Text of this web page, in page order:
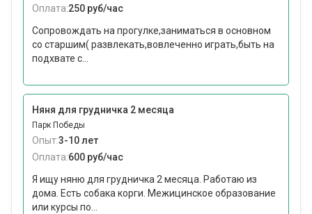
Оплата:250 руб/час
Сопровождать на прогулке,заниматься в основном
со старшим( развлекать,вовлеченно играть,быть на
подхвате с...
Няня для грудничка 2 месяца
Парк Победы
Опыт:3-10 лет
Оплата:600 руб/час
Я ищу няню для грудничка 2 месяца. Работаю из
дома. Есть собака корги. Межицинское образование
или курсы по...